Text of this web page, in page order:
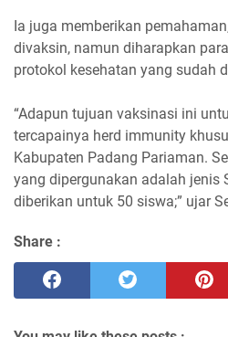
Ia juga memberikan
divaksin, namun diharapkan
protokol kesehatan yang sudah
“Adapun tujuan vaksinasi ini
tercapainya herd immunity
Kabupaten Padang Pariaman.
yang dipergunakan adalah jenis
diberikan untuk 50 siswa;” ujar
Share :